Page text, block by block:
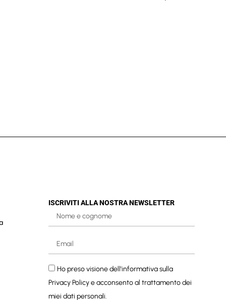
ISCRIVITI ALLA NOSTRA NEWSLETTER
Ho preso visione dell'informativa sulla
Privacy Policye acconsento al trattamento dei
miei dati personali.